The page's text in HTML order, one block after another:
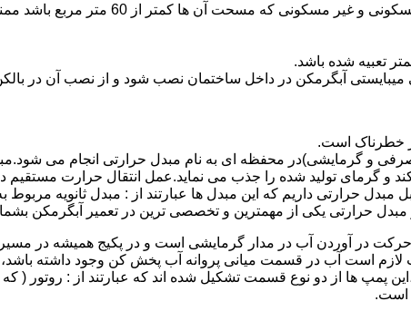
نصب وسایل گاز سوز پر مصرف مانند
آبگرمکن در داخل ساختمان نصب شود و از نصب آن در
خطرناک است.
و گرمایشی)در محفظه ای به نام مبدل حرارتی انجام می
و گرمای تولید شده را جذب می نماید.عمل انتقال حرارت
حرارتی داریم که این مبدل ها عبارتند از : مبدل ثانویه
حرارتی یکی از مهمترین و تخصصی ترین در تعمیر آبگرمکن
در آوردن آب در مدار گرمایشی است و در پکیج همیشه در
نوع پمپ لازم است آب در قسمت میانی پروانه آب پخش کن وجود
پمپ ها از دو نوع قسمت تشکیل شده اند که عبارتند از :
است.